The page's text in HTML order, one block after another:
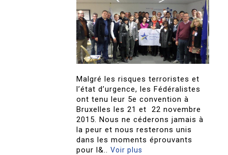
Malgré les risques terroristes et
l’état d’urgence, les Fédéralistes
ont tenu leur 5e convention à
Bruxelles les 21 et 22 novembre
2015. Nous ne céderons jamais à
la peur et nous resterons unis
dans les moments éprouvants
pour l&..Voir plus